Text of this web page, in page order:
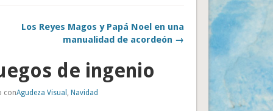
Los Reyes Magos y Papá Noel en una
manualidad de acordeón →
de ingenio
conAgudeza Visual ,Navidad